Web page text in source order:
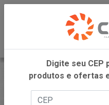
Digite seu
produtos e ofertas